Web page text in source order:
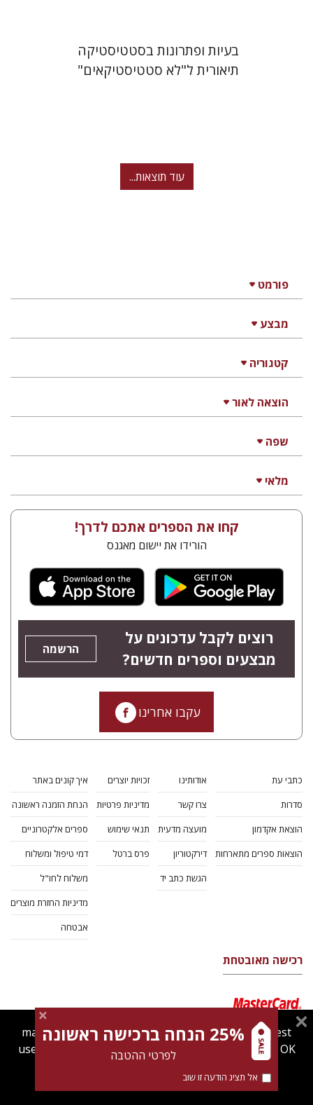
פורמט
מבצע
קטגוריה
הוצאה לאור
שפה
מלאי
בעיות ופתרונות בסטטיסטיקה
תיאורית ל"לא סטטיסטיקאים"
עוד תוצאות...
קחו את הספרים אתכם לדרך!
הורידו את יישום מאגנס
רוצים לקבל עדכונים על
מבצעים וספרים חדשים?
הרשמה
עקבו אחרינו
כתבי עת
סדרות
הוצאת אקדמון
הוצאות ספרים מתארחות
אודותינו
צרו קשר
מועצה מדעית
דירקטוריון
הגשת כתב יד
זכויות יוצרים
מדיניות פרטיות
תנאי שימוש
פרס ברטל
איך קונים באתר
הנחת הזמנה ראשונה
ספרים אלקטרוניים
דמי טיפול ומשלוח
משלוח לחו"ל
מדיניות החזרת מוצרים
אבטחה
רכישה מאובטחת
magnespress.co.il uses cookies to give you the best
user experience. Using this website means you're OK
Find out more about ourcookies policy
25% הנחה ברכישה ראשונה
לפרטי ההטבה
אל תציג הודעה זו שוב